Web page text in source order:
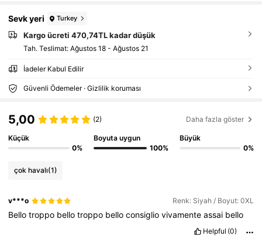
Sevk yeri Turkey
Kargo ücreti 470,74TL kadar düşük
Tah. Teslimat: Ağustos 18 - Ağustos 21
İadeler Kabul Edilir
Güvenli Ödemeler · Gizlilik koruması
5,00 (2) Daha fazla göster
Küçük
0%
Boyuta uygun
100%
Büyük
0%
çok havalı(1)
v***o Renk: Siyah / Boyut: 0XL
Bellotroppo bellotroppo belloconsigliovivamenteassai bello
Helpful (0)